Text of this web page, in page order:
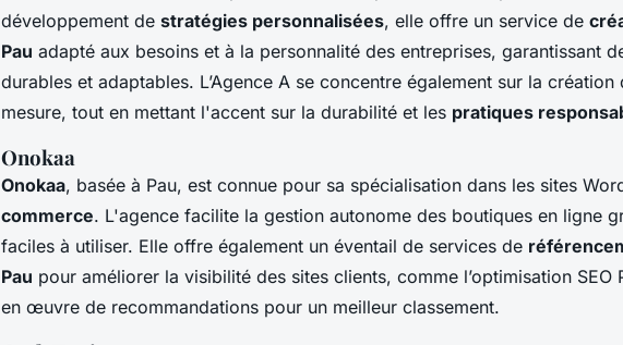
développement de stratégies personnalisées, elle offre un service de
Pau adapté aux besoins et à la personnalité des entreprises, garantissant
durables et adaptables. L’Agence A se concentre également sur la
mesure, tout en mettant l'accent sur la durabilité et les pratiques
Onokaa
Onokaa, basée à Pau, est connue pour sa spécialisation dans les sites
commerce. L'agence facilite la gestion autonome des boutiques en ligne
faciles à utiliser. Elle offre également un éventail de services de
Pau pour améliorer la visibilité des sites clients, comme l’optimisation SEO
en œuvre de recommandations pour un meilleur classement.